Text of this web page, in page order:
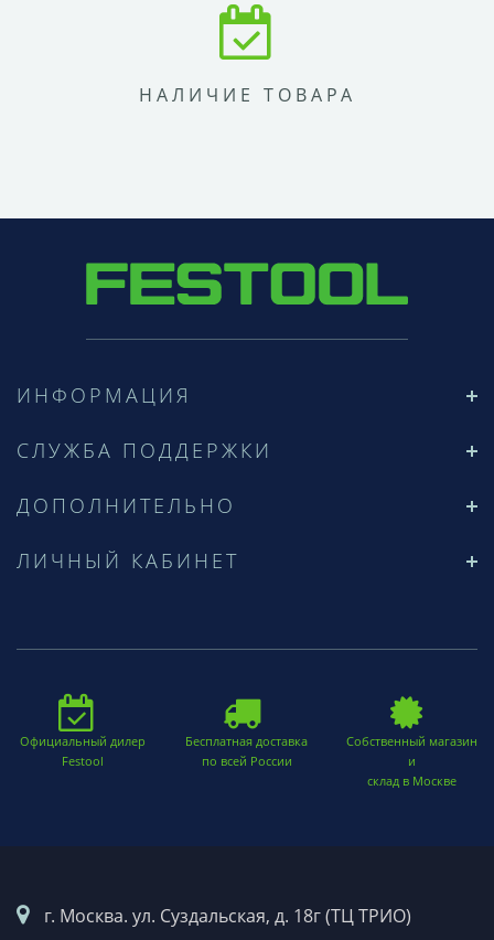
НАЛИЧИЕ ТОВАРА
ИНФОРМАЦИЯ
СЛУЖБА ПОДДЕРЖКИ
ДОПОЛНИТЕЛЬНО
ЛИЧНЫЙ КАБИНЕТ
Официальный дилер
Festool
Бесплатная доставка
по всей России
Собственный магазин
и
склад в Москве
г. Москва. ул. Суздальская, д. 18г (ТЦ ТРИО)